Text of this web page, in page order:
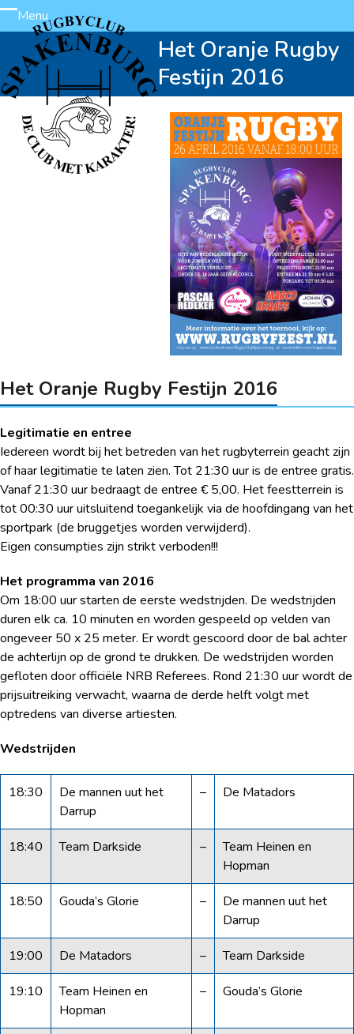
Skip
to
content
Menu
Open
mobile
menu
Close
mobile
menu
Het Oranje Rugby
Festijn 2016
Het Oranje Rugby Festijn 2016
Legitimatie en entree
Iedereen wordt bij het betreden van het rugbyterrein geacht zijn
of haar legitimatie te laten zien. Tot 21:30 uur is de entree gratis.
Vanaf 21:30 uur bedraagt de entree € 5,00. Het feestterrein is
tot 00:30 uur uitsluitend toegankelijk via de hoofdingang van het
sportpark (de bruggetjes worden verwijderd).
Eigen consumpties zijn strikt verboden!!!
Het programma van 2016
Om 18:00 uur starten de eerste wedstrijden. De wedstrijden
duren elk ca. 10 minuten en worden gespeeld op velden van
ongeveer 50 x 25 meter. Er wordt gescoord door de bal achter
de achterlijn op de grond te drukken. De wedstrijden worden
gefloten door officiële NRB Referees. Rond 21:30 uur wordt de
prijsuitreiking verwacht, waarna de derde helft volgt met
optredens van diverse artiesten.
Wedstrijden
18:30
De mannen uut het
Darrup
– De Matadors
18:40 Team Darkside –
Team Heinen en
Hopman
18:50 Gouda’s Glorie –
De mannen uut het
Darrup
19:00 De Matadors – Team Darkside
19:10
Team Heinen en
Hopman
– Gouda’s Glorie